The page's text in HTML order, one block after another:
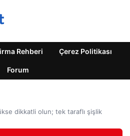
Rehberi Çerez Politikası
Forum
dikkatli olun; tek taraflı şişlik